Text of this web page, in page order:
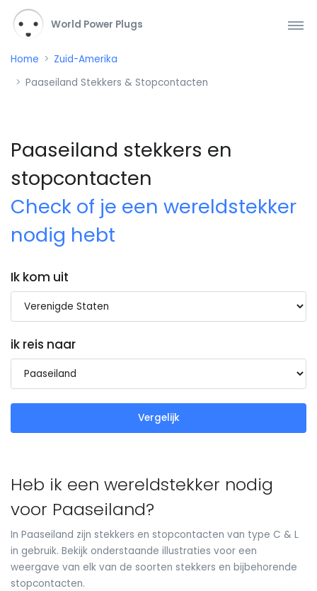
World Power Plugs
Home
Zuid-Amerika
Paaseiland Stekkers & Stopcontacten
Paaseiland stekkers en
stopcontacten
Check of je een wereldstekker
nodig hebt
Ik kom uit
ik reis naar
Vergelijk
Heb ik een wereldstekker nodig
voor Paaseiland?
In Paaseiland zijn stekkers en stopcontacten van type C & L
in gebruik. Bekijk onderstaande illustraties voor een
weergave van elk van de soorten stekkers en bijbehorende
stopcontacten.